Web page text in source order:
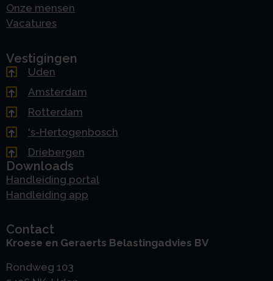
Onze mensen
Vacatures
Vestigingen
Uden
Amsterdam
Rotterdam
's-Hertogenbosch
Driebergen
Downloads
Handleiding portal
Handleiding app
Contact
Kroese en Geraerts Belastingadvies BV
Rondweg 103